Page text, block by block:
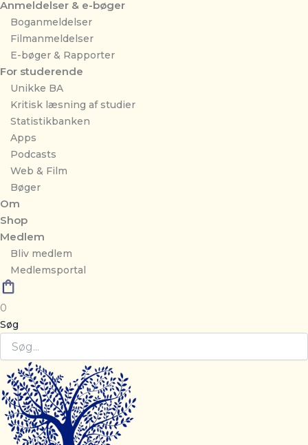
Anmeldelser & e-bøger
Boganmeldelser
Filmanmeldelser
E-bøger & Rapporter
For studerende
Unikke BA
Kritisk læsning af studier
Statistikbanken
Apps
Podcasts
Web & Film
Bøger
Om
Shop
Medlem
Bliv medlem
Medlemsportal
0
Søg